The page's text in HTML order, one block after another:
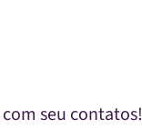
seu contatos!